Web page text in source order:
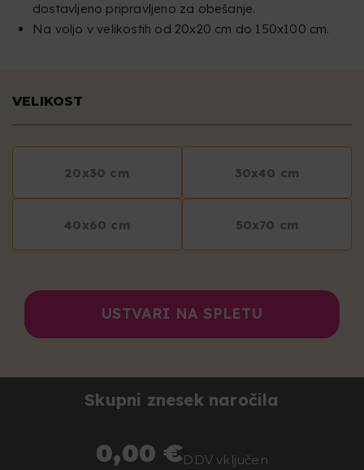
dostavljeno pripravljeno za obešanje.
Na voljo v velikostih od 20x20 cm do 150x100 cm.
VELIKOST
20x30 cm 30x40 cm
40x60 cm 50x70 cm
USTVARI NA SPLETU
Skupni znesek naročila
0,00 €DDV vključen